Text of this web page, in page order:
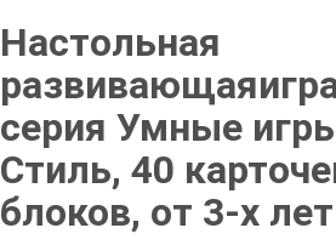
Настольная
серия Умные
Стиль, 40
блоков, от 3-х лет